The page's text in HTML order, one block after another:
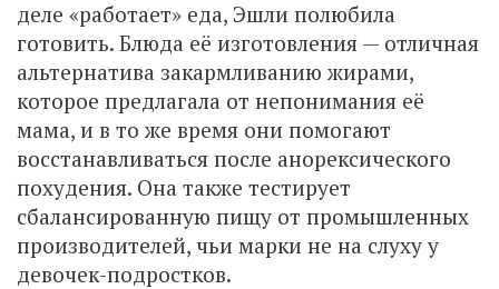
деле «работает» еда, Эшли полюбила
готовить. Блюда её изготовления — отличная
альтернатива закармливанию жирами,
которое предлагала от непонимания её
мама, и в то же время они помогают
восстанавливаться после анорексического
похудения. Она также тестирует
сбалансированную пищу от промышленных
производителей, чьи марки не на слуху у
девочек-подростков.